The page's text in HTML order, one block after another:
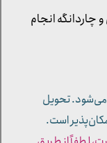
می‌شود. تحویل
است.
چاردانگه انجام